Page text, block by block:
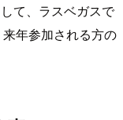
て、ラスベガスで
年参加される方の